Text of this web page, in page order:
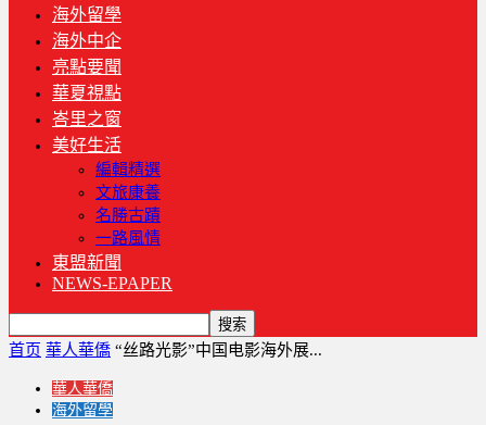
海外留學
海外中企
亮點要聞
華夏視點
峇里之窗
美好生活
編輯精選
文旅康養
名勝古蹟
一路風情
東盟新聞
NEWS-EPAPER
首页 華人華僑 “丝路光影”中国电影海外展...
華人華僑
海外留學